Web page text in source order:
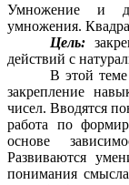
Умножение и
умножения.
Цель:
действий с
В этой теме
закрепление
чисел. Вводятся
работа по
основе
Развиваются
понимания